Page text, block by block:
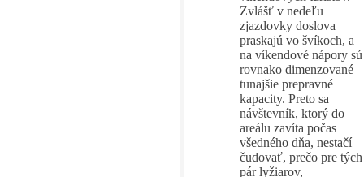
Zvlášť v nedeľu
zjazdovky doslova
praskajú vo švíkoch, a
na víkendové nápory sú
rovnako dimenzované
tunajšie prepravné
kapacity. Preto sa
návštevník, ktorý do
areálu zavíta počas
všedného dňa, nestačí
čudovať, prečo pre tých
pár lyžiarov,